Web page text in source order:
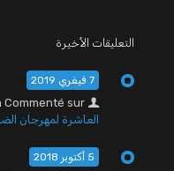
التعليقات الأخيرة
7 فيفري 2019
Commenté sur
العاشرة لمهرجان الضحك بتونس
5 أكتوبر 2018